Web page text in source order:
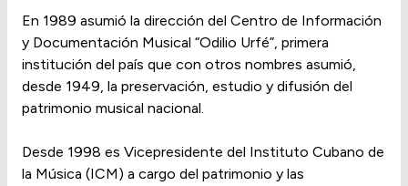
En 1989 asumió la dirección del Centro de Información
y Documentación Musical “Odilio Urfé”, primera
institución del país que con otros nombres asumió,
desde 1949, la preservación, estudio y difusión del
patrimonio musical nacional.
Desde 1998 es Vicepresidente del Instituto Cubano de
la Música (ICM) a cargo del patrimonio y las